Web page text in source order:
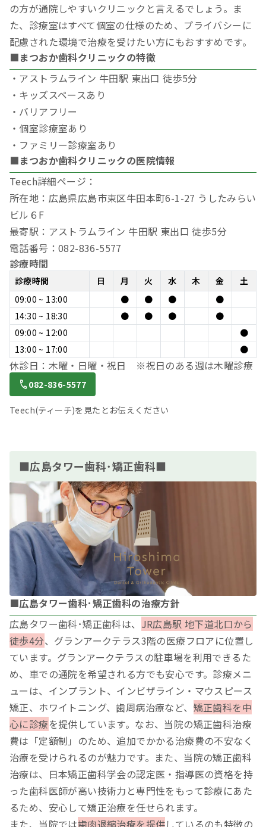
の方が通院しやすいクリニックと言えるでしょう。ま
た、診療室はすべて個室の仕様のため、プライバシーに
配慮された環境で治療を受けたい方にもおすすめです。
■まつおか歯科クリニックの特徴
・アストラムライン 牛田駅 東出口 徒歩5分
・キッズスペースあり
・バリアフリー
・個室診療室あり
・ファミリー診療室あり
■まつおか歯科クリニックの医院情報
Teech詳細ページ：
所在地：広島県広島市東区牛田本町6-1-27 うしたみらい
ビル６F
最寄駅：アストラムライン 牛田駅 東出口 徒歩5分
電話番号：082-836-5577
診療時間
診療時間 日 月 火 水 木 金
土
09:00 ~ 13:00
● ● ●
●
14:30 ~ 18:30
● ● ●
●
09:00 ~ 12:00
●
13:00 ~ 17:00
●
休診日：木曜・日曜・祝日 ※祝日のある週は木曜診療
082-836-5577
Teech(ティーチ)を見たとお伝えください
■広島タワー歯科･矯正歯科■
■広島タワー歯科･矯正歯科の治療方針
広島タワー歯科･矯正歯科は、 JR広島駅 地下道北口から
徒歩4分、グランアークテラス3階の医療フロアに位置し
ています。グランアークテラスの駐車場を利用できるた
め、車での通院を希望される方でも安心です。診療メニ
ューは、インプラント、インビザライン・マウスピース
矯正、ホワイトニング、歯周病治療など、 矯正歯科を中
心に診療を提供しています。なお、当院の矯正歯科治療
費は「定額制」のため、追加でかかる治療費の不安なく
治療を受けられるのが魅力です。また、当院の矯正歯科
治療は、日本矯正歯科学会の認定医・指導医の資格を持
った歯科医師が高い技術力と専門性をもって診療にあた
るため、安心して矯正治療を任せられます。